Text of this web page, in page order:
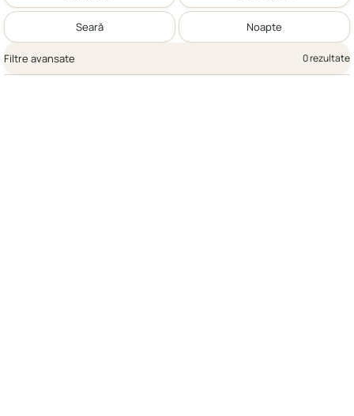
Seară Noapte
Filtre avansate 0 rezultate